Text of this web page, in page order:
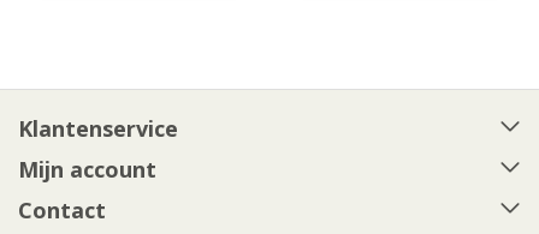
Klantenservice
Mijn account
Contact